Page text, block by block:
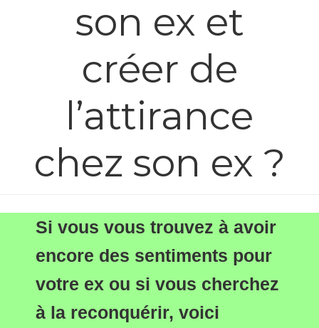
son ex et
créer de
l’attirance
chez son ex ?
Si vous vous trouvez à avoir
encore des sentiments pour
votre ex ou si vous cherchez
à la reconquérir, voici